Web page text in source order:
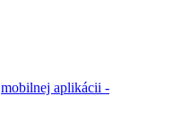
mobilnej aplikácii -